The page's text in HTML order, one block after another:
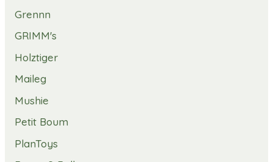
Grennn
GRIMM's
Holztiger
Maileg
Mushie
Petit Boum
PlanToys